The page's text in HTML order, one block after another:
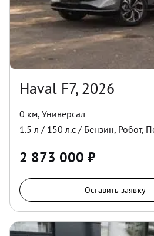
Haval F7, 2026
0 км, Универсал
1.5 л / 150 л.с / Бензин, Робот,
2 873 000 ₽
Оставить заявку